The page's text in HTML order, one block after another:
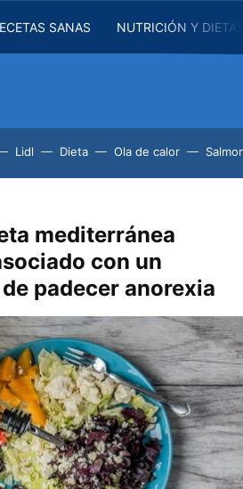
SANAS NUTRICIÓN Y
Lidl Dieta Ola de calor
mediterránea
con un
padecer anorexia